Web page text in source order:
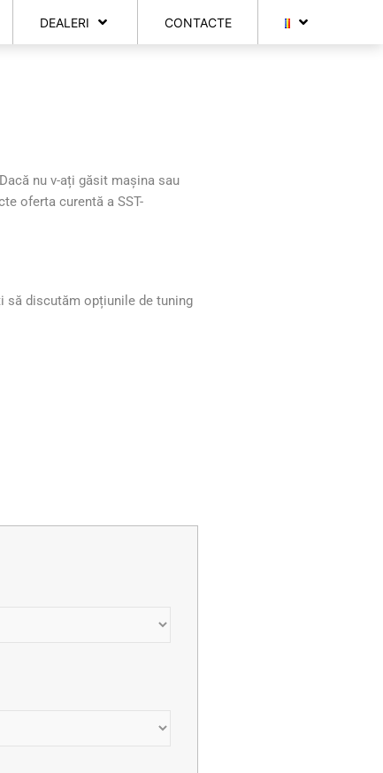
DEALERI CONTACTE
nu v-ați găsit mașina sau
oferta curentă a SST-
să discutăm opțiunile de tuning